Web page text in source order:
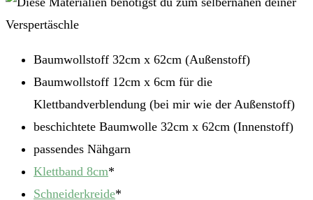
Baumwollstoff 32cm x 62cm (Außenstoff)
Baumwollstoff 12cm x 6cm für die
Klettbandverblendung (bei mir wie der Außenstoff)
beschichtete Baumwolle 32cm x 62cm (Innenstoff)
passendes Nähgarn
Klettband 8cm*
Schneiderkreide*